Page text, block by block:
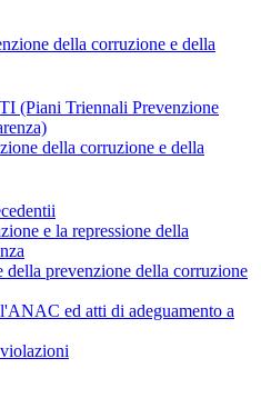
della corruzione e della
(Piani Triennali Prevenzione
della corruzione e della
e la repressione della
della prevenzione della corruzione
ed atti di adeguamento a